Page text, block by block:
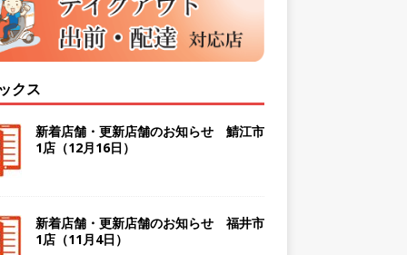
クス
新着店舗・更新店舗のお知らせ 鯖江市
1店（12月16日）
新着店舗・更新店舗のお知らせ 福井市
1店（11月4日）